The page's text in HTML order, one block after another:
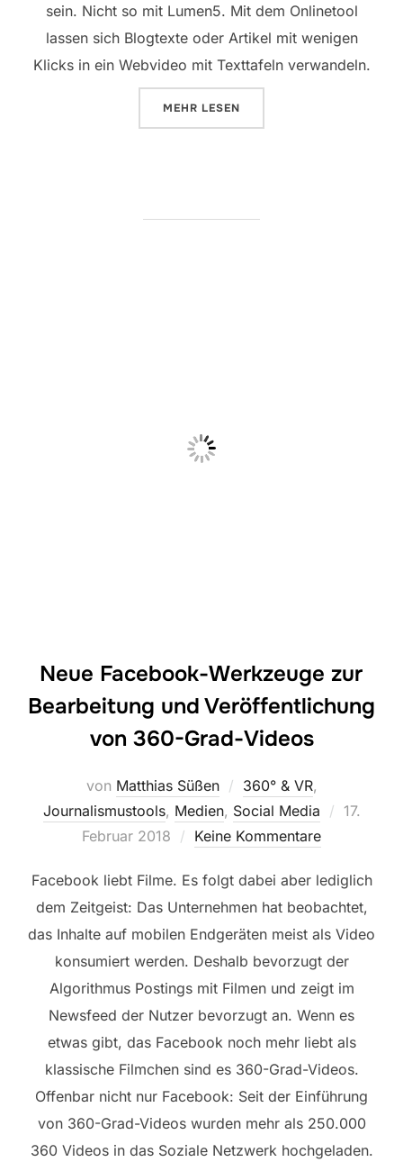
sein. Nicht so mit Lumen5. Mit dem Onlinetool
lassen sich Blogtexte oder Artikel mit wenigen
Klicks in ein Webvideo mit Texttafeln verwandeln.
MEHR ÜBER „LUMEN 5: VIDEOS IN
LESEN
Neue Facebook-Werkzeuge zur
Bearbeitung und Veröffentlichung
von 360-Grad-Videos
von Matthias Süßen 360° & VR,
Journalismustools, Medien, Social Media
17.
Februar 2018
Keine Kommentare
Facebook liebt Filme. Es folgt dabei aber lediglich
dem Zeitgeist: Das Unternehmen hat beobachtet,
das Inhalte auf mobilen Endgeräten meist als Video
konsumiert werden. Deshalb bevorzugt der
Algorithmus Postings mit Filmen und zeigt im
Newsfeed der Nutzer bevorzugt an. Wenn es
etwas gibt, das Facebook noch mehr liebt als
klassische Filmchen sind es 360-Grad-Videos.
Offenbar nicht nur Facebook: Seit der Einführung
von 360-Grad-Videos wurden mehr als 250.000
360 Videos in das Soziale Netzwerk hochgeladen.